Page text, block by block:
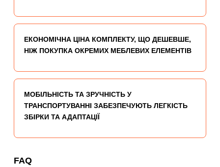
ЕКОНОМІЧНА ЦІНА КОМПЛЕКТУ, ЩО ДЕШЕВШЕ,
НІЖ ПОКУПКА ОКРЕМИХ МЕБЛЕВИХ ЕЛЕМЕНТІВ
МОБІЛЬНІСТЬ ТА ЗРУЧНІСТЬ У
ТРАНСПОРТУВАННІ ЗАБЕЗПЕЧУЮТЬ ЛЕГКІСТЬ
ЗБІРКИ ТА АДАПТАЦІЇ
FAQ